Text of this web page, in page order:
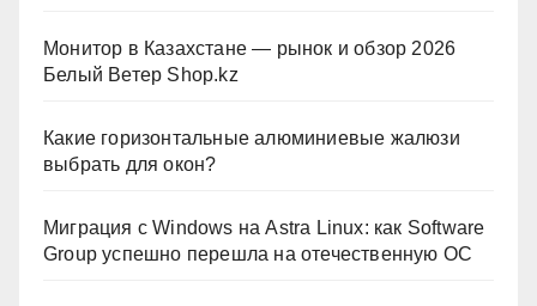
Монитор в Казахстане — рынок и обзор 2026
Белый Ветер Shop.kz
Какие горизонтальные алюминиевые жалюзи
выбрать для окон?
Миграция с Windows на Astra Linux: как Software
Group успешно перешла на отечественную ОС